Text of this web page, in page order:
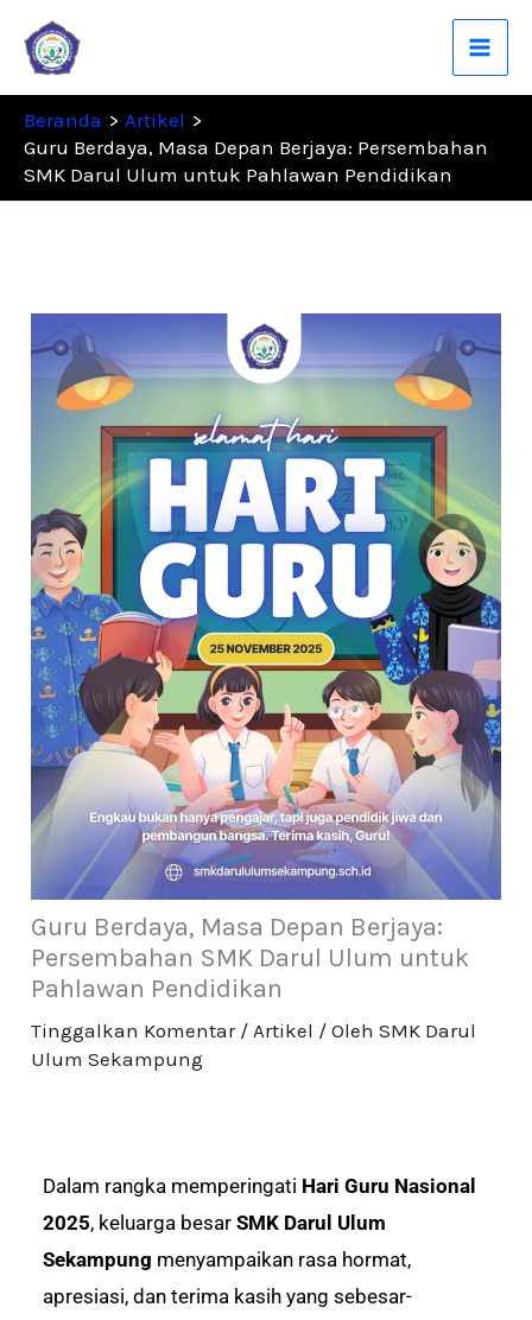
Lewati
konten
Beranda
Artikel
Guru Berdaya, Masa Depan Berjaya: Persembahan
SMK Darul Ulum untuk Pahlawan Pendidikan
Guru Berdaya, Masa Depan Berjaya:
Persembahan SMK Darul Ulum untuk
Pahlawan Pendidikan
Tinggalkan Komentar /Artikel / OlehSMK Darul
Ulum Sekampung
Dalam rangka memperingati Hari Guru Nasional
2025, keluarga besarSMK Darul Ulum
Sekampung menyampaikan rasa hormat,
apresiasi, dan terima kasih yang sebesar-